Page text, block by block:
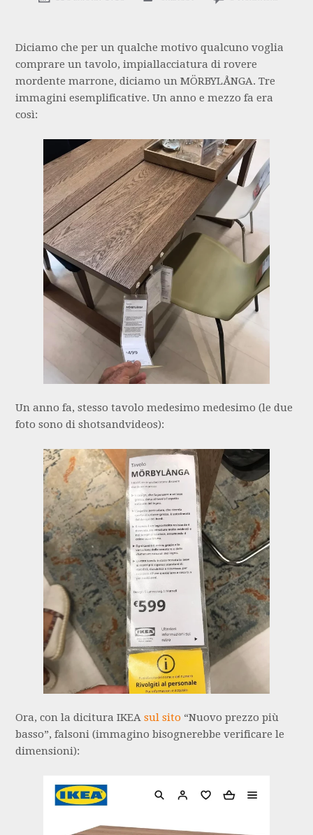
Diciamo che per un qualche motivo qualcuno voglia
comprare un tavolo, impiallacciatura di rovere
mordente marrone, diciamo un MÖRBYLÅNGA. Tre
immagini esemplificative. Un anno e mezzo fa era
così:
Un anno fa, stesso tavolo medesimo medesimo (le due
foto sono di shotsandvideos):
Ora, con la dicitura IKEAsul sito “Nuovo prezzo più
basso”, falsoni (immagino bisognerebbe verificare le
dimensioni):